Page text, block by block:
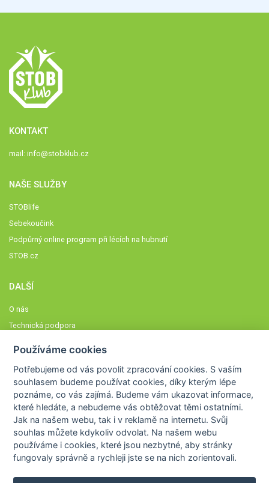
KONTAKT
mail: info@stobklub.cz
NAŠE SLUŽBY
STOBlife
Sebekoučink
Podpůrný online program při lécích na hubnutí
STOB.cz
DALŠÍ
O nás
Technická podpora
Členové STOBklubu
Zásady nakládání s osobními údaji
Otestujte se
Spočítejte si
Výzva 52
Používáme cookies
Potřebujeme od vás povolit zpracování cookies. S vaším
souhlasem budeme používat cookies, díky kterým lépe
poznáme,co vás zajímá. Budeme vám ukazovat informace,
které hledáte, a nebudeme vás obtěžovat těmi ostatními.
Jak na našem webu, tak i v reklamě na internetu. Svůj
souhlas můžete kdykoliv odvolat. Na našem webu
používáme i cookies, které jsou nezbytné, aby stránky
fungovaly správně a rychleji jste se na nich zorientovali.